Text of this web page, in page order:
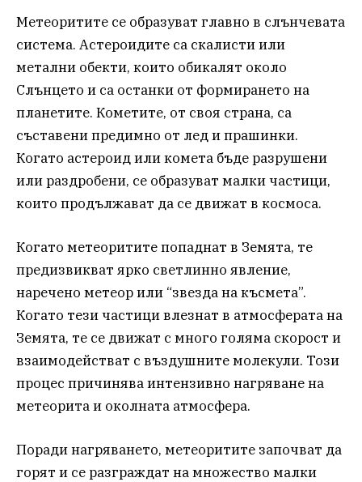
Метеоритите се образуват главно в слънчевата
система. Астероидите са скалисти или
метални обекти, които обикалят около
Слънцето и са останки от формирането на
планетите. Кометите, от своя страна, са
съставени предимно от лед и прашинки.
Когато астероид или комета бъде разрушени
или раздробени, се образуват малки частици,
които продължават да се движат в космоса.
Когато метеоритите попаднат в Земята, те
предизвикват ярко светлинно явление,
наречено метеор или “звезда на късмета”.
Когато тези частици влезнат в атмосферата на
Земята, те се движат с много голяма скорост и
взаимодействат с въздушните молекули. Този
процес причинява интензивно нагряване на
метеорита и околната атмосфера.
Поради нагряването, метеоритите започват да
горят и се разграждат на множество малки